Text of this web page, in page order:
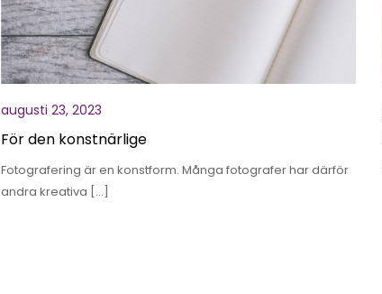
augusti 23, 2023
För den konstnärlige
Fotografering är en konstform. Många fotografer har därför
andra kreativa […]